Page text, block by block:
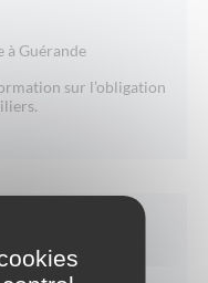
à Guérande
sur l’obligation